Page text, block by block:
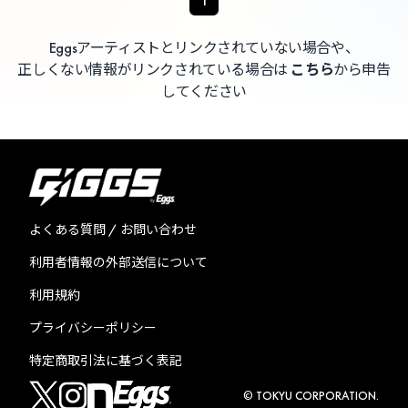
Eggsアーティストとリンクされていない場合や、
正しくない情報がリンクされている場合は こちらから申告
してください
よくある質問 / お問い合わせ
利用者情報の外部送信について
利用規約
プライバシーポリシー
特定商取引法に基づく表記
© TOKYU CORPORATION.